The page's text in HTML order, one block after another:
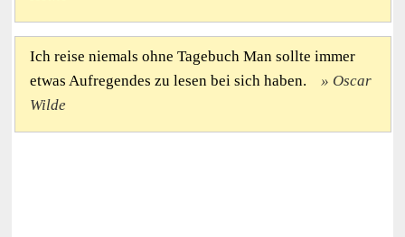
Ich reise niemals ohne Tagebuch Man sollte immer
etwas Aufregendes zu lesen bei sich haben.
Oscar
Wilde